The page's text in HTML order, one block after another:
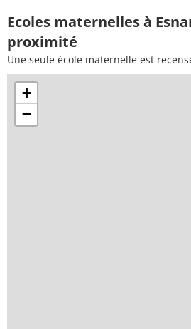
Ecoles maternelles à
proximité
Une seule école maternelle est
+
−